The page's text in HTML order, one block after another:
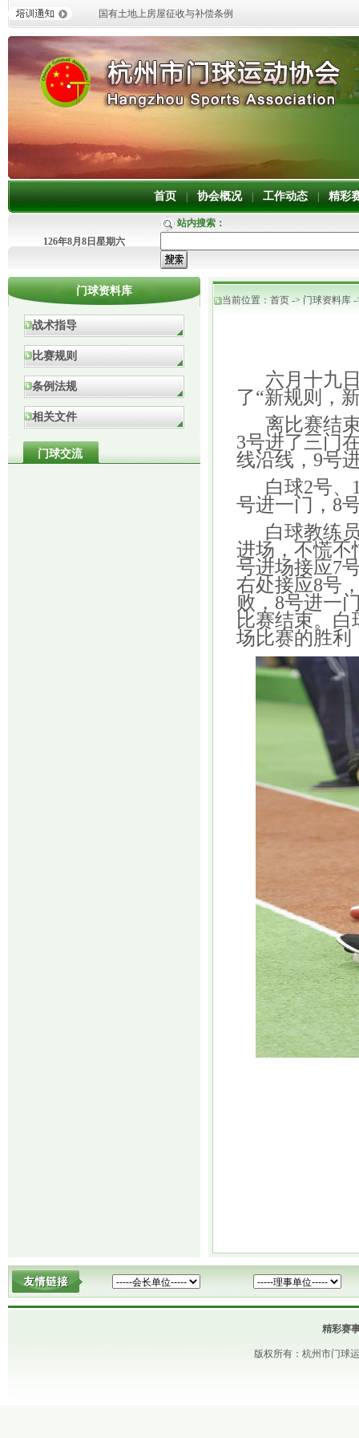
国有土地上房屋征收与补偿条例
首页 协会概况| 工作动态 精彩
126年8月8日星期六
站内搜索：
门球资料库
战术指导
比赛规则
条例法规
相关文件
门球交流
当前位置： 首页 -> 门球资料库
六月十九
了“新规则，
离比赛结
3号进了三门
线沿线， 9号
白球2号、
号进一门， 8
白球教练
进场，不慌不
号进场接应7
右处接应8号
败， 8号进一
比赛结束。白
场比赛的胜利
精彩赛
版权所有：杭州市门球